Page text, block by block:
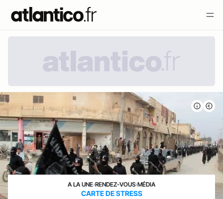
A LA UNE›RENDEZ-VOUS›MÉDIA
CARTE DE STRESS